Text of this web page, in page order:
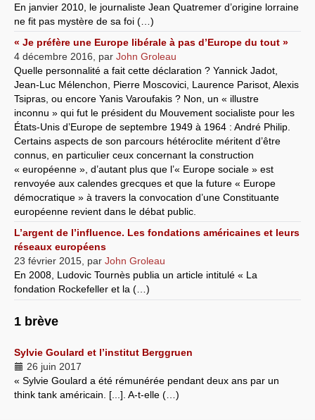
En janvier 2010, le journaliste Jean Quatremer d’origine lorraine
ne fit pas mystère de sa foi (…)
« Je préfère une Europe libérale à pas d’Europe du tout »
4 décembre 2016
par John Groleau
Quelle personnalité a fait cette déclaration ? Yannick Jadot,
Jean-Luc Mélenchon, Pierre Moscovici, Laurence Parisot, Alexis
Tsipras, ou encore Yanis Varoufakis ? Non, un « illustre
inconnu » qui fut le président du Mouvement socialiste pour les
États-Unis d’Europe de septembre 1949 à 1964 : André Philip.
Certains aspects de son parcours hétéroclite méritent d’être
connus, en particulier ceux concernant la construction
« européenne », d’autant plus que l’« Europe sociale » est
renvoyée aux calendes grecques et que la future « Europe
démocratique » à travers la convocation d’une Constituante
européenne revient dans le débat public.
L’argent de l’influence. Les fondations américaines et leurs
réseaux européens
23 février 2015 par John Groleau
En 2008, Ludovic Tournès publia un article intitulé « La
fondation Rockefeller et la (…)
1 brève
Sylvie Goulard et l’institut Berggruen
26 juin 2017
« Sylvie Goulard a été rémunérée pendant deux ans par un
think tank américain. [...]. A-t-elle (…)